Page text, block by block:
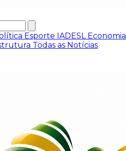
Esporte IADESL Economia
Todas as Notícias